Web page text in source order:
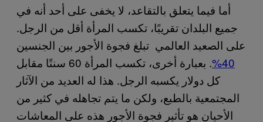
أما فيما يتعلق بالتقاعد، لا يخفى على أحد أنه في
جميع البلدان تقريبًا، تكسب المرأة أقل من الرجل.
على الصعيد العالمي تبلغ فجوة الأجور بين الجنسين
40%
. بعبارة أخرى، تكسب المرأة 60 سنتًا مقابل
كل دولار يكسبه الرجل. هذا له العديد من الآثار
المجتمعية بالطبع، ولكن ما يتم تجاهله في كثير من
الأحيان هو تأثير فجوة الأجور هذه على المعاشات